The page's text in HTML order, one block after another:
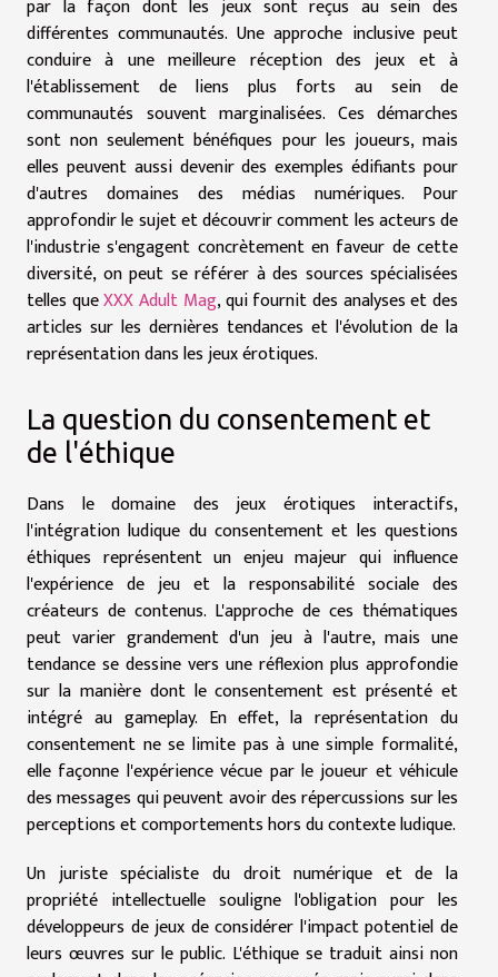
par la façon dont les jeux sont reçus au sein des
différentes communautés. Une approche inclusive peut
conduire à une meilleure réception des jeux et à
l'établissement de liens plus forts au sein de
communautés souvent marginalisées. Ces démarches
sont non seulement bénéfiques pour les joueurs, mais
elles peuvent aussi devenir des exemples édifiants pour
d'autres domaines des médias numériques. Pour
approfondir le sujet et découvrir comment les acteurs de
l'industrie s'engagent concrètement en faveur de cette
diversité, on peut se référer à des sources spécialisées
telles queXXX Adult Mag, qui fournit des analyses et des
articles sur les dernières tendances et l'évolution de la
représentation dans les jeux érotiques.
La question du consentement et
de l'éthique
Dans le domaine des jeux érotiques interactifs,
l'intégration ludique du consentement et les questions
éthiques représentent un enjeu majeur qui influence
l'expérience de jeu et la responsabilité sociale des
créateurs de contenus. L'approche de ces thématiques
peut varier grandement d'un jeu à l'autre, mais une
tendance se dessine vers une réflexion plus approfondie
sur la manière dont le consentement est présenté et
intégré au gameplay. En effet, la représentation du
consentement ne se limite pas à une simple formalité,
elle façonne l'expérience vécue par le joueur et véhicule
des messages qui peuvent avoir des répercussions sur les
perceptions et comportements hors du contexte ludique.
Un juriste spécialiste du droit numérique et de la
propriété intellectuelle souligne l'obligation pour les
développeurs de jeux de considérer l'impact potentiel de
leurs œuvres sur le public. L'éthique se traduit ainsi non